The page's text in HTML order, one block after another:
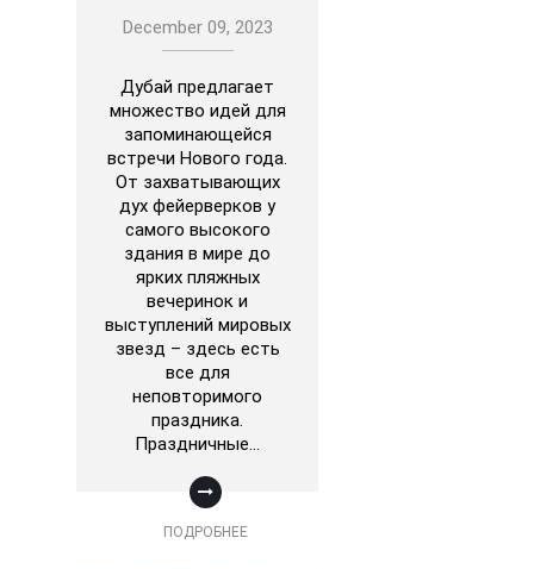
December 09, 2023
Дубай предлагает
множество идей для
запоминающейся
встречи Нового года.
От захватывающих
дух фейерверков у
самого высокого
здания в мире до
ярких пляжных
вечеринок и
выступлений мировых
звезд – здесь есть
все для
неповторимого
праздника.
Праздничные…
ПОДРОБНЕЕ